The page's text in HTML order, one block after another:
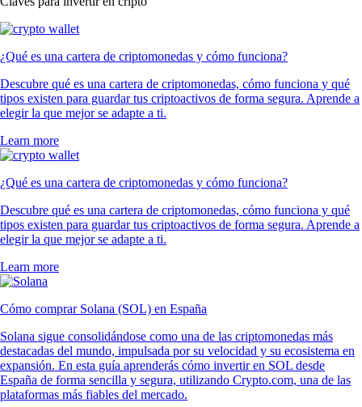
¿Qué es una cartera de criptomonedas y cómo funciona?
Descubre qué es una cartera de criptomonedas, cómo funciona y qué
tipos existen para guardar tus criptoactivos de forma segura. Aprende a
elegir la que mejor se adapte a ti.
Learn more
¿Qué es una cartera de criptomonedas y cómo funciona?
Descubre qué es una cartera de criptomonedas, cómo funciona y qué
tipos existen para guardar tus criptoactivos de forma segura. Aprende a
elegir la que mejor se adapte a ti.
Learn more
Cómo comprar Solana (SOL) en España
Solana sigue consolidándose como una de las criptomonedas más
destacadas del mundo, impulsada por su velocidad y su ecosistema en
expansión. En esta guía aprenderás cómo invertir en SOL desde
España de forma sencilla y segura, utilizando Crypto.com, una de las
plataformas más fiables del mercado.